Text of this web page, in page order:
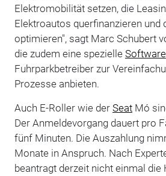
Elektromobilität setzen, die
Elektroautos querfinanzieren und
optimieren", sagt Marc Schubert
die zudem eine spezielle Software
Fuhrparkbetreiber zur
Prozesse anbieten.
Auch E-Roller wie der SeatMó
Der Anmeldevorgang dauert pro
fünf Minuten. Die Auszahlung
Monate in Anspruch. Nach
beantragt derzeit nicht einmal die